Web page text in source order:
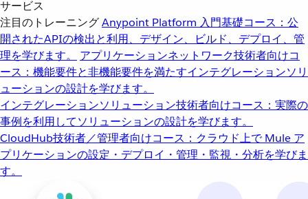
サービス
注目のトレーニングAnypoint Platform 入門基礎コース：公
開されたAPIの検出と利用、デザイン、ビルド、デプロイ、管
理を学びます。
アプリケーションネットワーク技術者向けコ
ース：機能要件と非機能要件を満たすインテグレーションソリ
ューションの設計を学びます。
インテグレーションソリューション技術者向けコース：実際の
事例を利用してソリューションの設計を学びます。
CloudHub技術者／管理者向けコース：クラウド上で Mule ア
プリケーションの設定・デプロイ・管理・監視・分析を学びま
す。